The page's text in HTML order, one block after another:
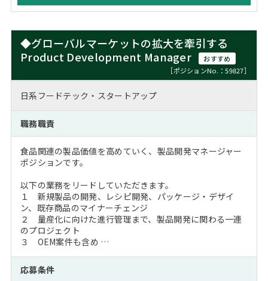
◆グローバルマーケットの拡大を牽引する
Product Development Manager
おすすめ
［ポジションNo.：59827］
日系フードテック・スタートアップ
職務職責
食品関連の製品価値を高めていく、製品開発マネージャー
ポジションです。
以下の業務をリードしていただきます。
１ 新規製品の開発、レシピ開発、パッケージ・デザイ
ン、既存商品のマイナーチェンジ
２ 量産化に向けた進行管理まで、製品開発に関わる一連
のプロジェクト
３ OEM案件も含め …
応募条件